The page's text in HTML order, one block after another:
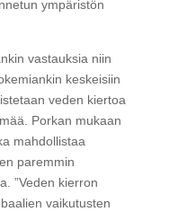
ympäristön
vastauksia niin
keskeisiin
veden kiertoa
Porkan mukaan
mahdollistaa
paremmin
”Veden kierron
vaikutusten